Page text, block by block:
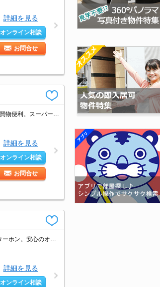
詳細を見る
オンライン相談
お問合せ
詳細を見る
オンライン相談
お問合せ
詳細を見る
オンライン相談